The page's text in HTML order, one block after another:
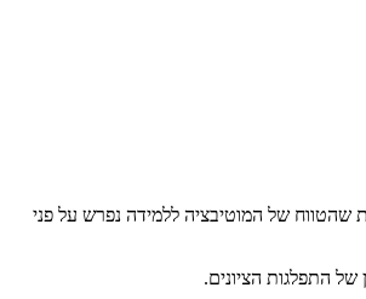
שהטווח של המוטיבציה ללמידה נפרש על פני